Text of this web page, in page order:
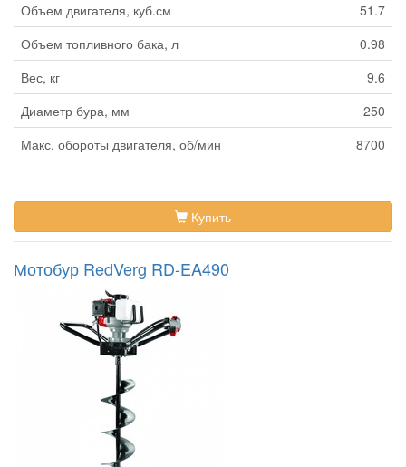
Объем двигателя, куб.см
51.7
Объем топливного бака, л
0.98
Вес, кг
9.6
Диаметр бура, мм
250
Макс. обороты двигателя, об/мин
8700
Купить
Мотобур RedVerg RD-EA490